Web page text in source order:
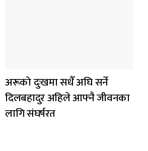
अरूको दुःखमा सधैँ अघि सर्ने
दिलबहादुर अहिले आफ्नै जीवनका
लागि संघर्षरत